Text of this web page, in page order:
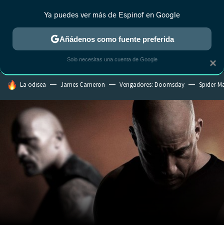
MENÚ NUEVO
ESTRENOS REALITY ANIME RANKINGS CINE
HOY SE HABLA DE
La odisea James Cameron Vengadores: Doomsday Spider-
×
Ya puedes ver más de Espinof en Google
Añádenos como fuente preferida
Solo necesitas una cuenta de Google